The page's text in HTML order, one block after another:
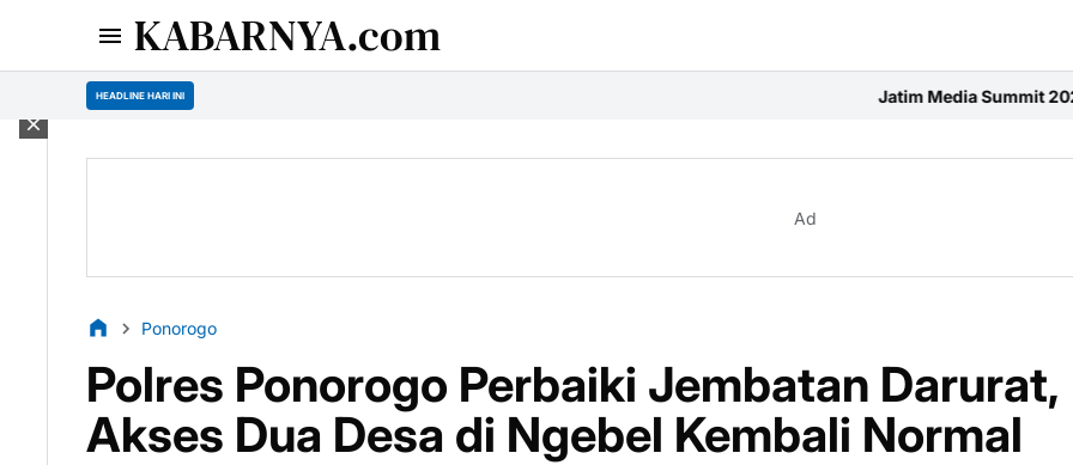
KABARNYA.com
HEADLINE HARI INI Jatim Media Summit 2026: Ruang Penuh
Ad
Ponorogo
Polres Ponorogo Perbaiki Jembatan Darurat,
Akses Dua Desa di Ngebel Kembali Normal